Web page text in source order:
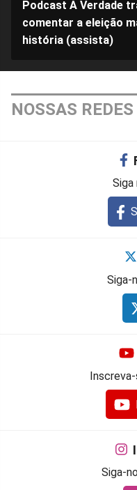
Podcast A Verdade
comentar a eleição
história (assista)
NOSSAS
Siga
Siga-
Siga-